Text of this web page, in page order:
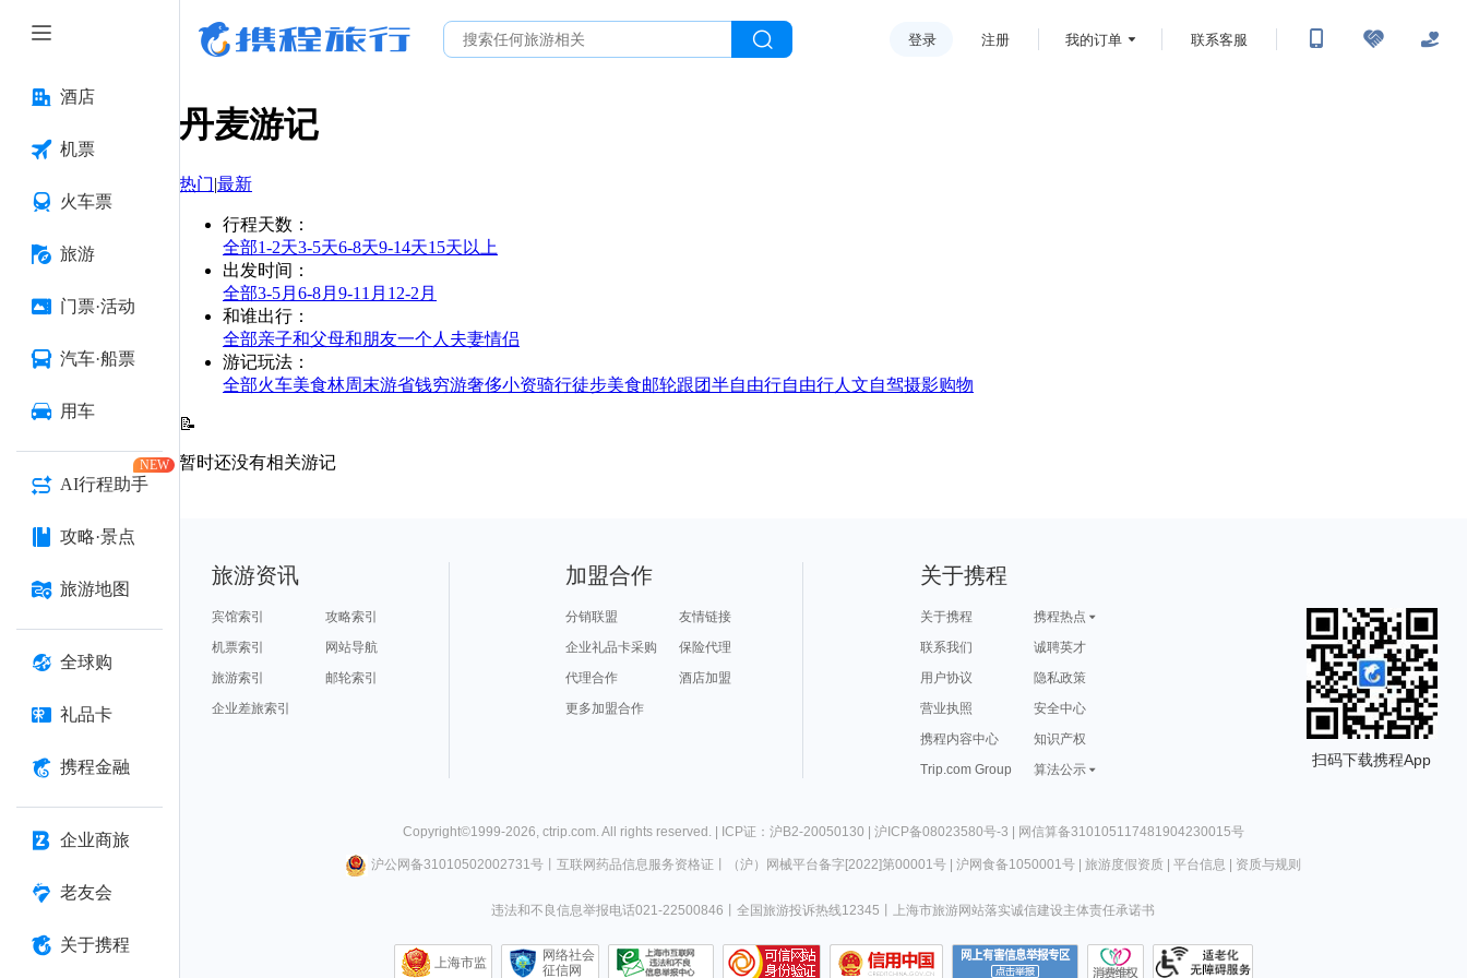
酒店
机票
火车票
旅游
门票·活动
汽车·船票
用车
AI行程助手
NEW
攻略·景点
旅游地图
全球购
礼品卡
携程金融
企业商旅
老友会
关于携程
登录 注册 我的订单 联系客服
丹麦游记
热门|最新
行程天数 ：
全部1-2天3-5天6-8天9-14天15天以上
出发时间 ：
全部3-5月 6-8月 9-11月 12-2月
和谁出行 ：
全部亲子和父母和朋友一个人 夫妻情侣
游记玩法 ：
全部火车美食林周末游省钱穷游奢侈小资骑行徒步美食邮轮跟团半自由行自由行人文自驾摄影购物
📝
暂时还没有相关游记
旅游资讯
宾馆索引
攻略索引
机票索引
网站导航
旅游索引
邮轮索引
企业差旅索引
加盟合作
分销联盟
友情链接
企业礼品卡采购
保险代理
代理合作
酒店加盟
更多加盟合作
关于携程
关于携程
携程热点
联系我们
诚聘英才
用户协议
隐私政策
营业执照
安全中心
携程内容中心
知识产权
Trip.com Group
算法公示
扫码下载携程App
Copyright©1999-2026, ctrip.com. All rights reserved. | ICP证：沪B2-20050130 | 沪ICP备08023580号-3 | 网信算备310105117481904230015号
沪公网备31010502002731号丨 互联网药品信息服务资格证 （沪）网械平台备字[2022]第00001号| 沪网食备1050001号| 旅游度假资质| 平台信息 资质与规则
违法和不良信息举报电话021-22500846 全国旅游投诉热线12345 上海市旅游网站落实诚信建设主体责任承诺书
上海市监
网络社会
征信网